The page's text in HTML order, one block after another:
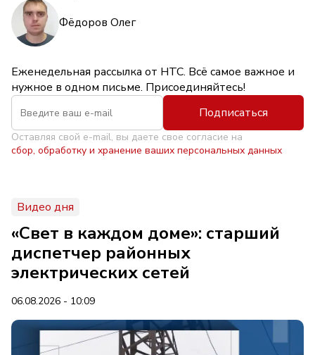
Фёдоров Олег
Еженедельная рассылка от НТС. Всё самое важное и
нужное в одном письме. Присоединяйтесь!
Подписаться
Оставляя свой e-mail, вы даете свое согласие на
сбор, обработку и хранение ваших персональных данных
Видео дня
«Свет в каждом доме»: старший
диспетчер районных
электрических сетей
06.08.2026 - 10:09